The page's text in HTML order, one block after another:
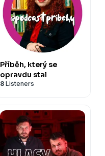
Příběh, který se
opravdu stal
8 Listeners